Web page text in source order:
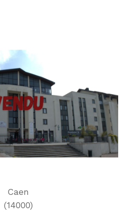
Caen
(14000)